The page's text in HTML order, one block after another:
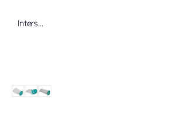
Intersurgical Spherasorb Atemkalk in Kugelform